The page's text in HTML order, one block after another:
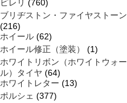
ピレリ (760)
ブリヂストン・ファイヤストーン
(216)
ホイール (62)
ホイール修正（塗装）
(1)
ホワイトリボン（ホワイトウォー
ル）タイヤ (64)
ホワイトレター (13)
ポルシェ (377)